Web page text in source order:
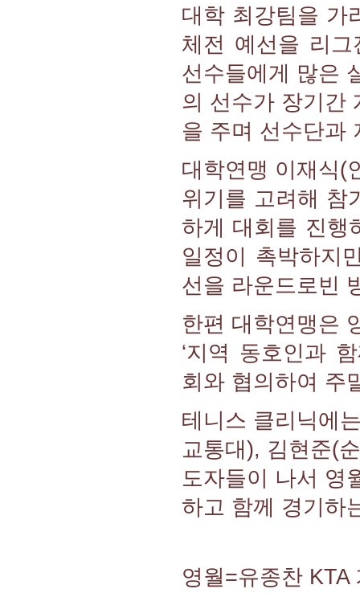
대학 최강팀을 가
체전 예선을 리
선수들에게 많은
의 선수가 장기간
을 주며 선수단과
대학연맹 이재식(
위기를 고려해 참
하게 대회를 진행
일정이 촉박하지
선을 라운드로빈
한편 대학연맹은
‘지역 동호인과
회와 협의하여 주
테니스 클리닉에
교통대), 김현준(
도자들이 나서 영
하고 함께 경기하
영월=유종찬 KTA